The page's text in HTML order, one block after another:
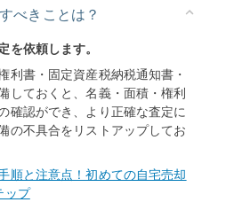
べきことは？
を依頼します。
利書・固定資産税納税通知書・
しておくと、名義・面積・権利
確認ができ、より正確な査定に
の不具合をリストアップしてお
順と注意点！初めての自宅売却
ップ